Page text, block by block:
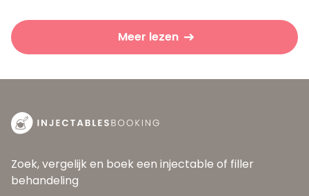
Meer lezen
Zoek, vergelijk en boek een injectable of filler
behandeling